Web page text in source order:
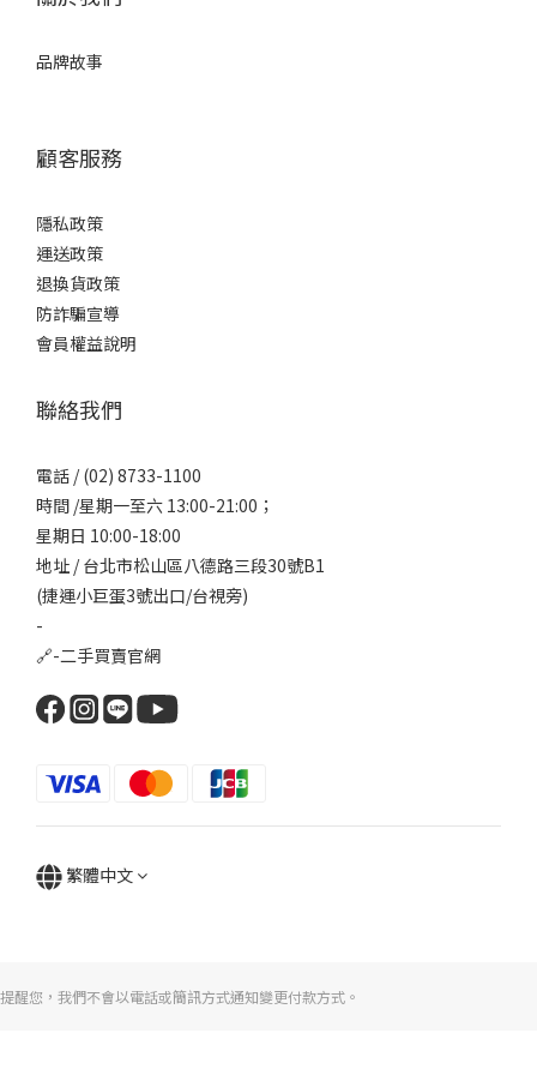
品牌故事
顧客服務
隱私政策
運送政策
退換貨政策
防詐騙宣導
會員權益說明
聯絡我們
電話 / (02) 8733-1100
時間 /星期一至六 13:00-21:00；
星期日 10:00-18:00
地址 / 台北市松山區八德路三段30號B1
(捷運小巨蛋3號出口/台視旁)
-
🔗-二手買賣官網
繁體中文
提醒您，我們不會以電話或簡訊方式通知變更付款方式。